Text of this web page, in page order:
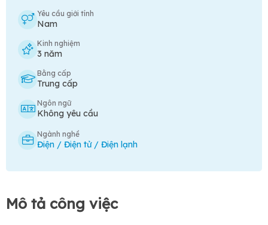
Yêu cầu giới tính
Nam
Kinh nghiệm
3 năm
Bằng cấp
Trung cấp
Ngôn ngữ
Không yêu cầu
Ngành nghề
Điện / Điện tử / Điện lạnh
Mô tả công việc